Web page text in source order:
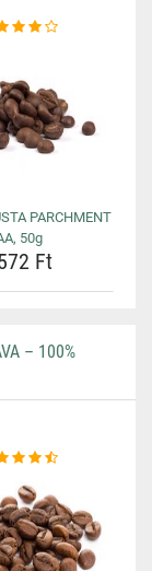
PARCHMENT
50g
Ft
– 100%